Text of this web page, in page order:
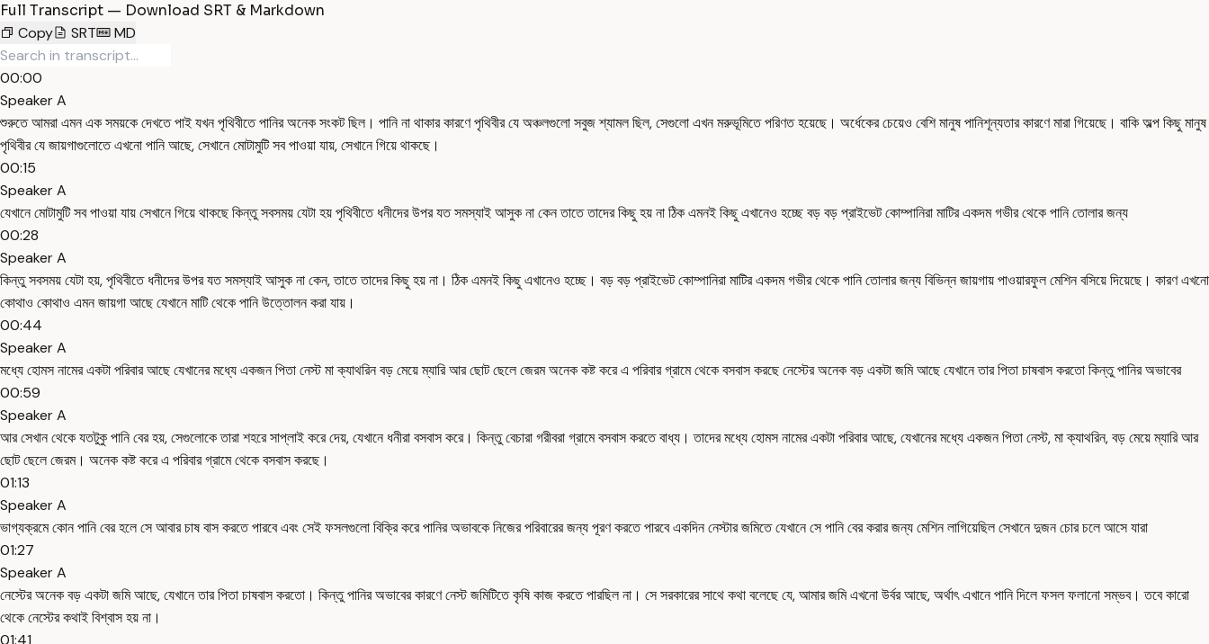
Full Transcript — Download SRT & Markdown
Copy
SRT MD
00:00
Speaker A
শুরুতে আমরা এমন এক সময়কে দেখতে পাই যখন পৃথিবীতে পানির অনেক সংকট ছিল। পানি না থাকার কারণে পৃথিবীর যে অঞ্চলগুলো সবুজ শ্যামল ছিল, সেগুলো এখন মরুভূমিতে পরিণত হয়েছে। অর্ধেকের চেয়েও বেশি মানুষ পানিশূন্যতার কারণে মারা গিয়েছে। বাকি অল্প কিছু মানুষ
পৃথিবীর যে জায়গাগুলোতে এখনো পানি আছে, সেখানে মোটামুটি সব পাওয়া যায়, সেখানে গিয়ে থাকছে।
00:15
Speaker A
যেখানে মোটামুটি সব পাওয়া যায় সেখানে গিয়ে থাকছে কিন্তু সবসময় যেটা হয় পৃথিবীতে ধনীদের উপর যত সমস্যাই আসুক না কেন তাতে তাদের কিছু হয় না ঠিক এমনই কিছু এখানেও হচ্ছে বড় বড় প্রাইভেট কোম্পানিরা মাটির একদম গভীর থেকে পানি তোলার জন্য
00:28
Speaker A
কিন্তু সবসময় যেটা হয়, পৃথিবীতে ধনীদের উপর যত সমস্যাই আসুক না কেন, তাতে তাদের কিছু হয় না। ঠিক এমনই কিছু এখানেও হচ্ছে। বড় বড় প্রাইভেট কোম্পানিরা মাটির একদম গভীর থেকে পানি তোলার জন্য বিভিন্ন জায়গায় পাওয়ারফুল মেশিন বসিয়ে দিয়েছে। কারণ এখনো
কোথাও কোথাও এমন জায়গা আছে যেখানে মাটি থেকে পানি উত্তোলন করা যায়।
00:44
Speaker A
মধ্যে হোমস নামের একটা পরিবার আছে যেখানের মধ্যে একজন পিতা নেস্ট মা ক্যাথরিন বড় মেয়ে ম্যারি আর ছোট ছেলে জেরম অনেক কষ্ট করে এ পরিবার গ্রামে থেকে বসবাস করছে নেস্টের অনেক বড় একটা জমি আছে যেখানে তার পিতা চাষবাস করতো কিন্তু পানির অভাবের
00:59
Speaker A
আর সেখান থেকে যতটুকু পানি বের হয়, সেগুলোকে তারা শহরে সাপ্লাই করে দেয়, যেখানে ধনীরা বসবাস করে। কিন্তু বেচারা গরীবরা গ্রামে বসবাস করতে বাধ্য। তাদের মধ্যে হোমস নামের একটা পরিবার আছে, যেখানের মধ্যে একজন পিতা নেস্ট, মা ক্যাথরিন, বড় মেয়ে ম্যারি আর
ছোট ছেলে জেরম। অনেক কষ্ট করে এ পরিবার গ্রামে থেকে বসবাস করছে।
01:13
Speaker A
ভাগ্যক্রমে কোন পানি বের হলে সে আবার চাষ বাস করতে পারবে এবং সেই ফসলগুলো বিক্রি করে পানির অভাবকে নিজের পরিবারের জন্য পূরণ করতে পারবে একদিন নেস্টার জমিতে যেখানে সে পানি বের করার জন্য মেশিন লাগিয়েছিল সেখানে দুজন চোর চলে আসে যারা
01:27
Speaker A
নেস্টের অনেক বড় একটা জমি আছে, যেখানে তার পিতা চাষবাস করতো। কিন্তু পানির অভাবের কারণে নেস্ট জমিটিতে কৃষি কাজ করতে পারছিল না। সে সরকারের সাথে কথা বলেছে যে, আমার জমি এখনো উর্বর আছে, অর্থাৎ এখানে পানি দিলে ফসল ফলানো সম্ভব। তবে কারো
থেকে নেস্টের কথাই বিশ্বাস হয় না।
01:41